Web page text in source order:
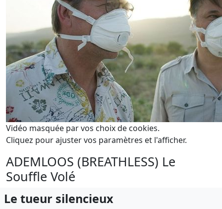
Vidéo masquée par vos choix de cookies.
Cliquez pour ajuster vos paramètres et l'afficher.
ADEMLOOS (BREATHLESS) Le
Souffle Volé
Le tueur silencieux